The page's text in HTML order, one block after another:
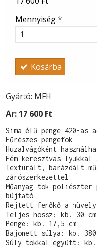
Mennyiség*
Kosárba
Gyártó: MFH
Ár: 17 600 Ft
Sima élű penge 420-as
Fűrészes pengefok
Huzalvágóként
Fém keresztvas lyukkal
Texturált, barázdált
zárószerkezettel
Műanyag tok
büjtató
Rejtett fenőkő a
Teljes hossz: kb. 30 cm
Penge: kb. 17,5 cm
Bajonett súlya: kb.
Súly tokkal együtt: kb.